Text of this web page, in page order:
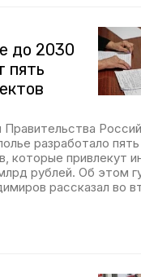
до 2030
пять
разработало
которые привлекут
рублей. Об этом
рассказал во